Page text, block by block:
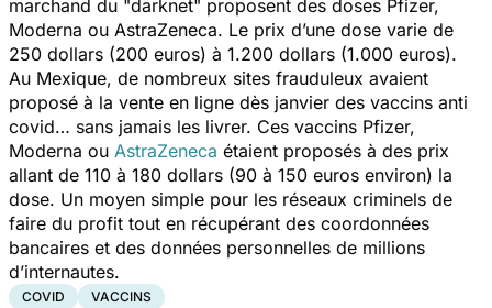
marchand du "darknet" proposent des doses Pfizer,
Moderna ou AstraZeneca. Le prix d’une dose varie de
250 dollars (200 euros) à 1.200 dollars (1.000 euros).
Au Mexique, de nombreux sites frauduleux avaient
proposé à la vente en ligne dès janvier des vaccins anti
covid… sans jamais les livrer. Ces vaccins Pfizer,
Moderna ou AstraZeneca étaient proposés à des prix
allant de 110 à 180 dollars (90 à 150 euros environ) la
dose. Un moyen simple pour les réseaux criminels de
faire du profit tout en récupérant des coordonnées
bancaires et des données personnelles de millions
d’internautes.
COVID VACCINS